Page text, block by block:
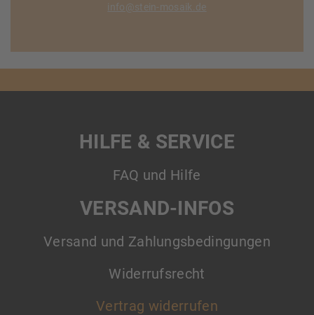
info@stein-mosaik.de
HILFE & SERVICE
FAQ und Hilfe
VERSAND-INFOS
Versand und Zahlungsbedingungen
Widerrufsrecht
Vertrag widerrufen